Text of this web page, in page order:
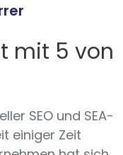
mit 5 von
SEO und SEA-
einiger Zeit